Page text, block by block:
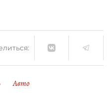
Авто